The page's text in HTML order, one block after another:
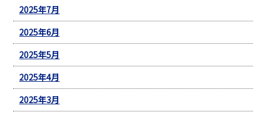
2025年7月
2025年6月
2025年5月
2025年4月
2025年3月